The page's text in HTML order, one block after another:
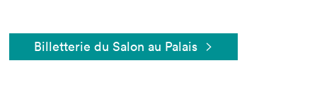
Billetterie du Salon au Palais